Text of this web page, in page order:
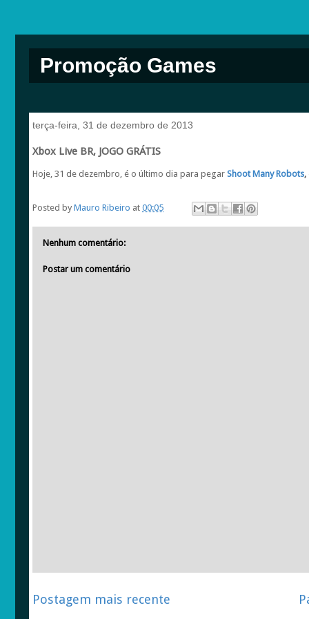
Promoção Games
terça-feira, 31 de dezembro de 2013
Xbox Live BR, JOGO GRÁTIS
Hoje, 31 de dezembro, é o último dia para pegar Shoot Many Robots,
Posted by Mauro Ribeiro at 00:05
Nenhum comentário:
Postar um comentário
Postagem mais recente